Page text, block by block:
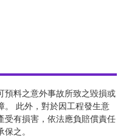
預料之意外事故所致之毀損或
。 此外，對於因工程發生意
受有損害，依法應負賠償責任
之。